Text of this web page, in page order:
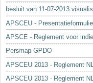
besluit van 11-07-2013
APSCEU -
APSCE - Reglement voor
Persmap GPDO
APSCEU 2013 - Reglement
APSCEU 2013 - Reglement